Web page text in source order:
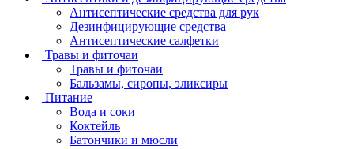
Антисептические средства для рук
Дезинфицирующие средства
Антисептические салфетки
Травы и фиточаи
Травы и фиточаи
Бальзамы, сиропы, эликсиры
Питание
Вода и соки
Коктейль
Батончики и мюсли